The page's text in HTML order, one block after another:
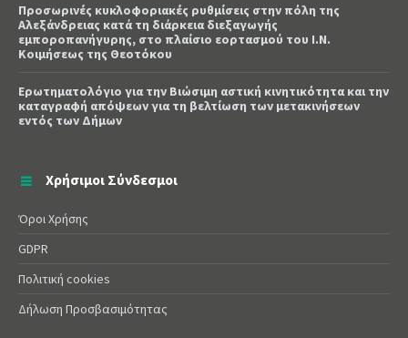
Προσωρινές κυκλοφοριακές ρυθμίσεις στην πόλη της
Αλεξάνδρειας κατά τη διάρκεια διεξαγωγής
εμποροπανήγυρης, στο πλαίσιο εορτασμού του Ι.Ν.
Κοιμήσεως της Θεοτόκου
Ερωτηματολόγιο για την Βιώσιμη αστική κινητικότητα και την
καταγραφή απόψεων για τη βελτίωση των μετακινήσεων
εντός των Δήμων
Χρήσιμοι Σύνδεσμοι
Όροι Χρήσης
GDPR
Πολιτική cookies
Δήλωση Προσβασιμότητας